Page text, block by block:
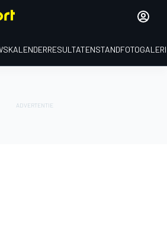
KALENDERRESULTATENSTAND